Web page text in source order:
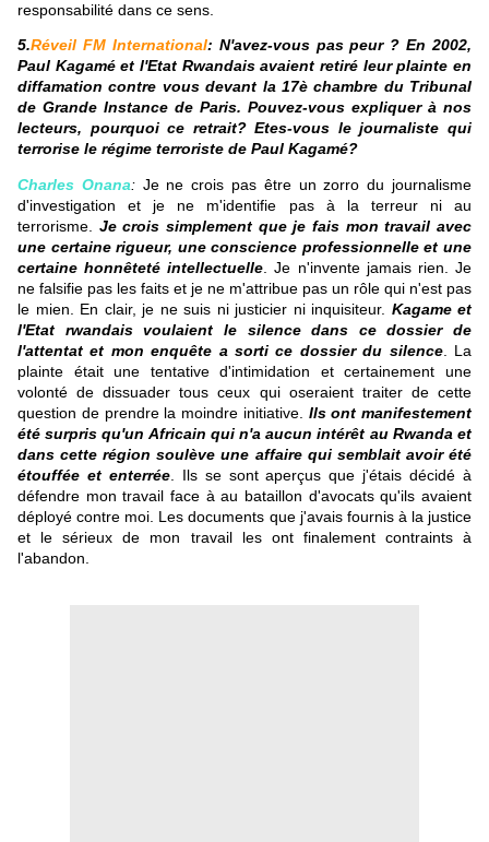
responsabilité dans ce sens.
5.Réveil FM International: N'avez-vous pas peur ? En 2002,
Paul Kagamé et l'Etat Rwandais avaient retiré leur plainte en
diffamation contre vous devant la 17è chambre du Tribunal
de Grande Instance de Paris. Pouvez-vous expliquer à nos
lecteurs, pourquoi ce retrait? Etes-vous le journaliste qui
terrorise le régime terroriste de Paul Kagamé?
Charles Onana:Je ne crois pas être un zorro du journalisme
d'investigation et je ne m'identifie pas à la terreur ni au
terrorisme. Je crois simplement que je fais mon travail avec
une certaine rigueur, une conscience professionnelle et une
certaine honnêteté intellectuelle . Je n'invente jamais rien. Je
ne falsifie pas les faits et je ne m'attribue pas un rôle qui n'est pas
le mien. En clair, je ne suis ni justicier ni inquisiteur. Kagame et
l'Etat rwandais voulaient le silence dans ce dossier de
l'attentat et mon enquête a sorti ce dossier du silence. La
plainte était une tentative d'intimidation et certainement une
volonté de dissuader tous ceux qui oseraient traiter de cette
question de prendre la moindre initiative. Ils ont manifestement
été surpris qu'un Africain qui n'a aucun intérêt au Rwanda et
dans cette région soulève une affaire qui semblait avoir été
étouffée et enterrée. Ils se sont aperçus que j'étais décidé à
défendre mon travail face à au bataillon d'avocats qu'ils avaient
déployé contre moi. Les documents que j'avais fournis à la justice
et le sérieux de mon travail les ont finalement contraints à
l'abandon.